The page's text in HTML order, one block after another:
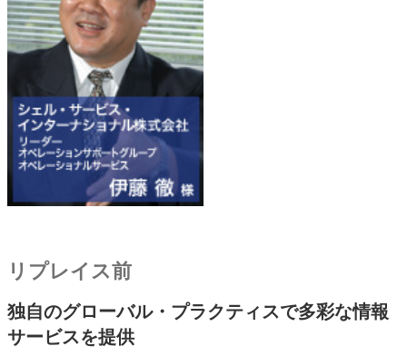
リプレイス前
独自のグローバル・プラクティスで多彩な情報
サービスを提供